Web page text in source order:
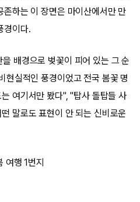
하는 이 장면은 마이산에서만 만
경이다.
배경으로 벚꽃이 피어 있는 그 순
현실적인 풍경이었고 전국 봄꽃 명
여기서만 봤다", "탑사 돌탑들 사
말로도 표현이 안 되는 신비로운
여행 1번지